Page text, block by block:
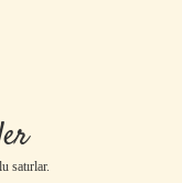
satırlar.